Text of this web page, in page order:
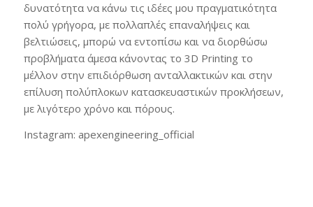
δυνατότητα να κάνω τις ιδέες μου πραγματικότητα
πολύ γρήγορα, με πολλαπλές επαναλήψεις και
βελτιώσεις, μπορώ να εντοπίσω και να διορθώσω
προβλήματα άμεσα κάνοντας το 3D Printing το
μέλλον στην επιδιόρθωση ανταλλακτικών και στην
επίλυση πολύπλοκων κατασκευαστικών προκλήσεων,
με λιγότερο χρόνο και πόρους.
Instagram: apexengineering_official